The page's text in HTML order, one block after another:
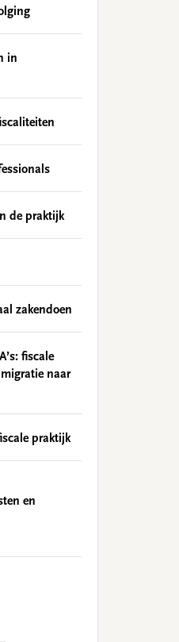
in
de praktijk
zakendoen
fiscale
naar
praktijk
en